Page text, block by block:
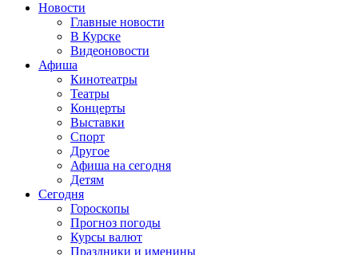
Новости
Главные новости
В Курске
Видеоновости
Афиша
Кинотеатры
Театры
Концерты
Выставки
Спорт
Другое
Афиша на сегодня
Детям
Сегодня
Гороскопы
Прогноз погоды
Курсы валют
Праздники и именины